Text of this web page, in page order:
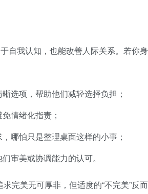
自我认知，也能改善人际关系。若你
选项，帮助他们减轻选择负担；
情绪化指责；
哪怕只是整理桌面这样的小事；
审美或协调能力的认可。
完美无可厚非，但适度的“不完美”反